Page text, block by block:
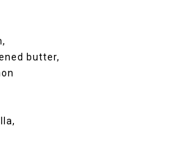
butter,